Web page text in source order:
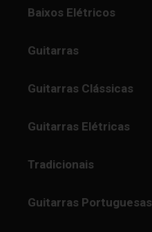
Baixos Elétricos
Guitarras
Guitarras Clássicas
Guitarras Elétricas
Tradicionais
Guitarras Portuguesas